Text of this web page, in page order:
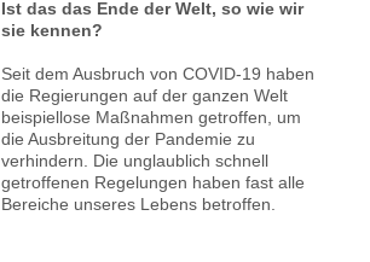
Ist das das Ende der Welt, so wie wir
sie kennen?
Seit dem Ausbruch von COVID-19 haben
die Regierungen auf der ganzen Welt
beispiellose Maßnahmen getroffen, um
die Ausbreitung der Pandemie zu
verhindern. Die unglaublich schnell
getroffenen Regelungen haben fast alle
Bereiche unseres Lebens betroffen.